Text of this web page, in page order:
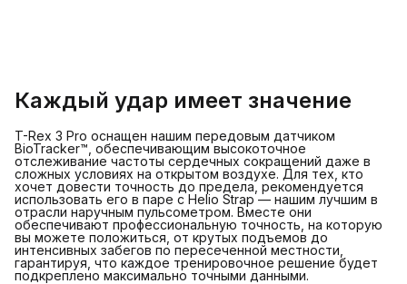
Каждый удар имеет значение
T-Rex 3 Pro оснащен нашим передовым датчиком
BioTracker™, обеспечивающим высокоточное
отслеживание частоты сердечных сокращений даже в
сложных условиях на открытом воздухе. Для тех, кто
хочет довести точность до предела, рекомендуется
использовать его в паре с Helio Strap — нашим лучшим в
отрасли наручным пульсометром. Вместе они
обеспечивают профессиональную точность, на которую
вы можете положиться, от крутых подъемов до
интенсивных забегов по пересеченной местности,
гарантируя, что каждое тренировочное решение будет
подкреплено максимально точными данными.